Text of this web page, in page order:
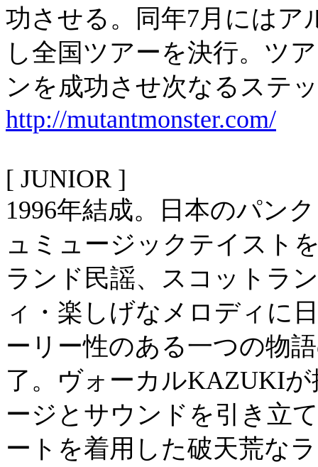
功させる。同年7月にはア
し全国ツアーを決行。ツ
ンを成功させ次なるステ
http://mutantmonster.com/
[ JUNIOR ]
1996年結成。日本のパン
ュミュージックテイスト
ランド民謡、スコットラ
ィ・楽しげなメロディに
ーリー性のある一つの物
了。ヴォーカルKAZUKI
ージとサウンドを引き立
ートを着用した破天荒な